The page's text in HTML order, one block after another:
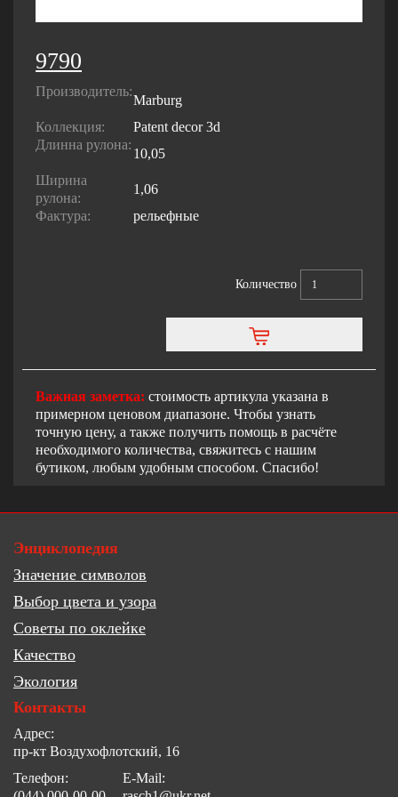
9790
Производитель:
Marburg
Коллекция:
Patent decor 3d
Длинна рулона:
10,05
Ширина
рулона:
1,06
Фактура:
рельефные
Количество
Важная заметка: стоимость артикула указана в
примерном ценовом диапазоне. Чтобы узнать
точную цену, а также получить помощь в расчёте
необходимого количества, свяжитесь с нашим
бутиком, любым удобным способом. Спасибо!
Энциклопедия
Значение символов
Выбор цвета и узора
Советы по оклейке
Качество
Экология
Контакты
Адрес:
пр-кт Воздухофлотский, 16
Телефон:
E-Mail: